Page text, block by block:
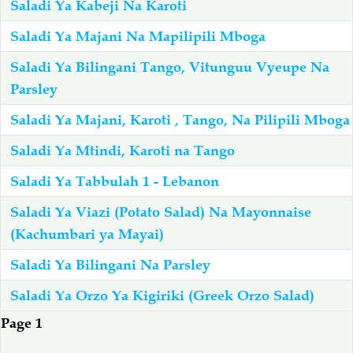
Salaf Wa Ummah Firaq-Makundi
Fiqh-Ibaadah
Fataawa Za Ulamaa Kauli Za Salaf
Akhlaaq-Aadaab Raqaaiq
Familia-Jamii
Chemsha Bongo Vitabu
Mapishi
Saladi Ya Kabeji Na Karoti
Saladi Ya Majani Na Mapilipili Mboga
Saladi Ya Bilingani Tango, Vitunguu Vyeupe Na
Parsley
Saladi Ya Majani, Karoti , Tango, Na Pilipili Mboga
Saladi Ya Mtindi, Karoti na Tango
Saladi Ya Tabbulah 1 - Lebanon
Saladi Ya Viazi (Potato Salad) Na Mayonnaise
(Kachumbari ya Mayai)
Saladi Ya Bilingani Na Parsley
Saladi Ya Orzo Ya Kigiriki (Greek Orzo Salad)
Pagination
Page 1